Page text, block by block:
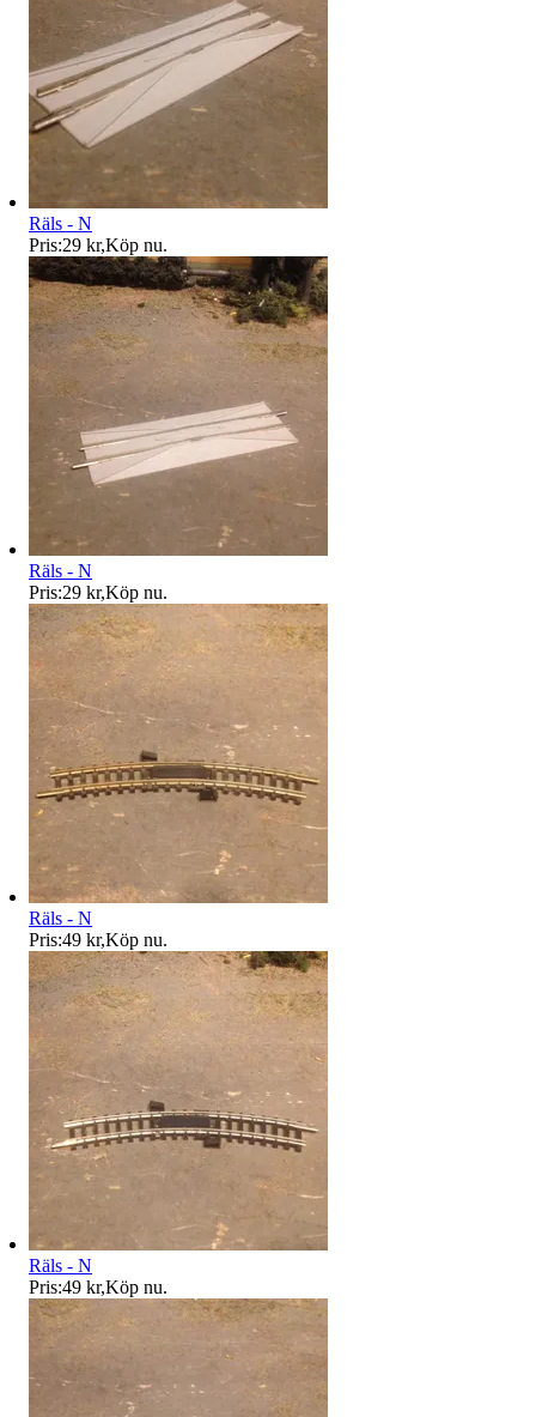
Räls - N
Pris:29 kr,Köp nu.
Räls - N
Pris:29 kr,Köp nu.
Räls - N
Pris:49 kr,Köp nu.
Räls - N
Pris:49 kr,Köp nu.